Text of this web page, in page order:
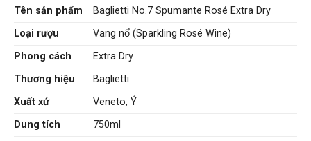
Tên sản phẩm
Baglietti No.7 Spumante Rosé Extra Dry
Loại rượu
Vang nổ (Sparkling Rosé Wine)
Phong cách
Extra Dry
Thương hiệu
Baglietti
Xuất xứ
Veneto, Ý
Dung tích
750ml